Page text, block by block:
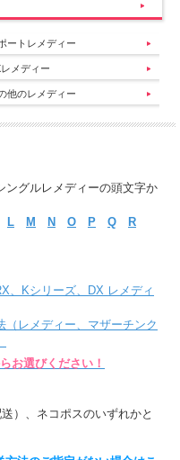
ートレメディー
レメディー
他のレメディー
ングルレメディーの頭文字か
L M N O P Q
R
、Kシリーズ、DX レメディ
レメディー、マザーチンク
お選びください！
）、ネコポスのいずれかと